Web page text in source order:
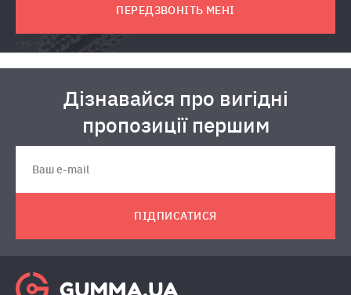
ПЕРЕДЗВОНІТЬ МЕНІ
Дізнавайся про вигідні
пропозиції першим
ПІДПИСАТИСЯ